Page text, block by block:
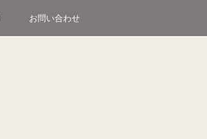
お問い合わせ